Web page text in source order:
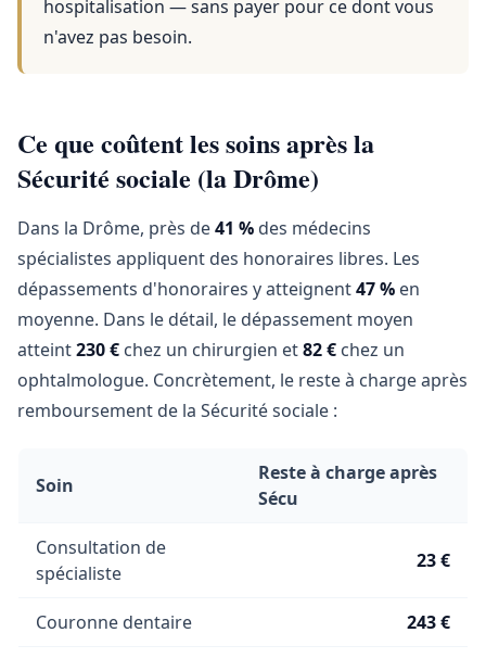
hospitalisation — sans payer pour ce dont vous
n'avez pas besoin.
Ce que coûtent les soins après la
Sécurité sociale (la Drôme)
Dans la Drôme, près de41 % des médecins
spécialistes appliquent des honoraires libres. Les
dépassements d'honoraires y atteignent47 % en
moyenne. Dans le détail, le dépassement moyen
atteint230 € chez un chirurgien et82 € chez un
ophtalmologue. Concrètement, le reste à charge après
remboursement de la Sécurité sociale :
Soin
Reste à charge après
Sécu
Consultation de
spécialiste
23 €
Couronne dentaire 243 €